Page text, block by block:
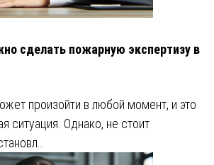
сделать пожарную экспертизу в
произойти в любой момент, и это
ситуация. Однако, не стоит